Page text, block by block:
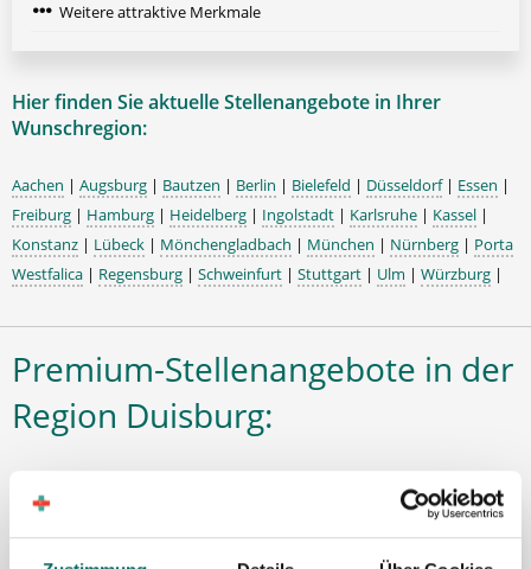
Weitere attraktive Merkmale
Hier finden Sie aktuelle Stellenangebote in Ihrer
Wunschregion:
Aachen | Augsburg | Bautzen | Berlin | Bielefeld | Düsseldorf| Essen |
Freiburg | Hamburg | Heidelberg | Ingolstadt | Karlsruhe | Kassel |
Konstanz | Lübeck | Mönchengladbach | München | Nürnberg | Porta
Westfalica | Regensburg | Schweinfurt | Stuttgart | Ulm | Würzburg |
Premium-Stellenangebote in der
Region Duisburg:
🌟 PREMIUM-STELLENANGEBOT 🌟